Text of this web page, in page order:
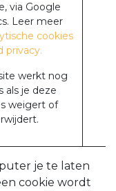
via Google
Leer meer
cookies
privacy.
werkt nog
als je deze
weigert of
je te laten
cookie wordt